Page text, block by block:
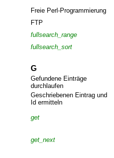
Freie Perl-Programmierung
FTP
fullsearch_range
fullsearch_sort
G
Gefundene Einträge
durchlaufen
Geschriebenen Eintrag und
Id ermitteln
get
get_next